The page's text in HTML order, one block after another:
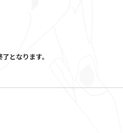
となります。